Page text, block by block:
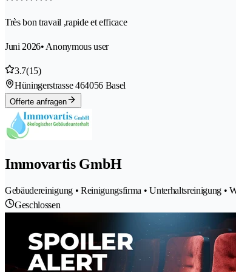
Très bon travail ,rapide et efficace
Juni 2026• Anonymous user
3.7(15)
Hüningerstrasse 464056 Basel
Offerte anfragen
Immovartis GmbH
Gebäudereinigung • Reinigungsfirma • Unterhaltsreinigung •
Geschlossen